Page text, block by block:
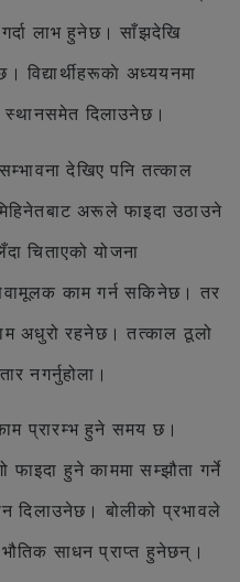
गर्दा लाभ हुनेछ। साँझदेखि
विद्यार्थीहरूकाे अध्ययनमा
स्थानसमेत दिलाउनेछ।
सम्भावना देखिए पनि तत्काल
अरूले फाइदा उठाउने
चिताएको योजना
काम गर्न सकिनेछ। तर
अधुरो रहनेछ। तत्काल ठूलो
नगर्नुहोला।
प्रारम्भ हुने समय छ।
हुने काममा सम्झौता गर्ने
दिलाउनेछ। बोलीको प्रभावले
साधन प्राप्त हुनेछन्।